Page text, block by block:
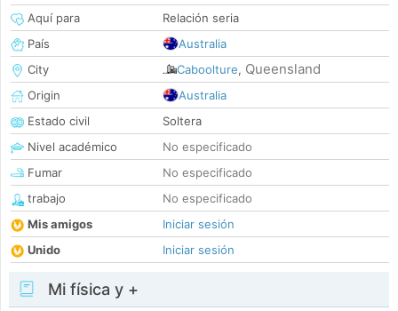
Aquí para
Relación seria
País
Australia
City
Caboolture, Queensland
Origin
Australia
Estado civil
Soltera
Nivel académico
No especificado
Fumar
No especificado
trabajo
No especificado
Mis amigos
Iniciar sesión
Unido
Iniciar sesión
Mi física y +